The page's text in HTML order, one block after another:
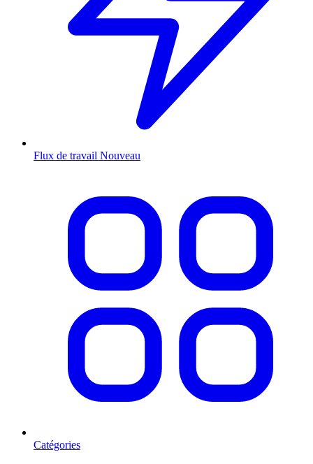
Flux de travail Nouveau
Catégories